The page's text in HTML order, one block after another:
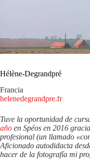
Hélène-Degrandpré
Francia
helenedegrandpre.fr
Tuve la oportunidad de
año en Spéos en 2016
profesional (un llamado
Aficionado autodidacta
hacer de la fotografía mi